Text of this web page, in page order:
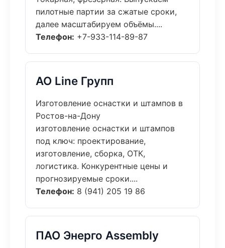
пилотные партии за сжатые сроки,
далее масштабируем объёмы....
Телефон: +7-933-114-89-87
АО Line Групп
Изготовление оснастки и штампов в
Ростов-на-Дону
изготовление оснастки и штампов
под ключ: проектирование,
изготовление, сборка, ОТК,
логистика. Конкурентные цены и
прогнозируемые сроки....
Телефон: 8 (941) 205 19 86
ПАО Энерго Assembly